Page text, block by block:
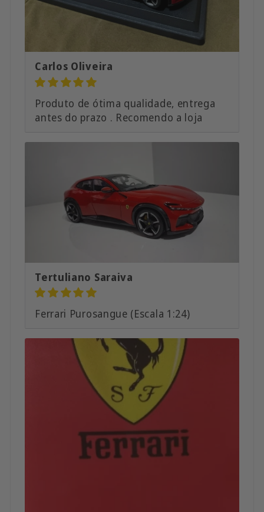
Carlos Oliveira
Produto de ótima qualidade, entrega
antes do prazo . Recomendo a loja
Tertuliano Saraiva
Ferrari Purosangue (Escala 1:24)